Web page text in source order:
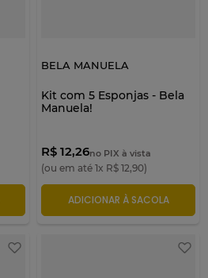
BELA MANUELA
Kit com 5 Esponjas - Bela
Manuela!
R$ 12,26no PIX à vista
(ou em até 1x R$ 12,90)
ADICIONAR À SACOLA